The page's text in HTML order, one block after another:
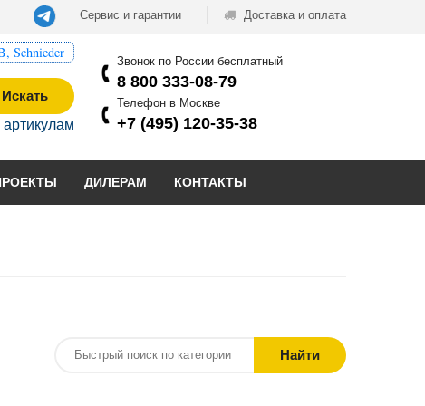
Сервис и гарантии Доставка и оплата
Schnieder
Искать
Звонок по России бесплатный
8 800 333-08-79
Телефон в Москве
+7 (495) 120-35-38
ДИЛЕРАМ КОНТАКТЫ
Найти